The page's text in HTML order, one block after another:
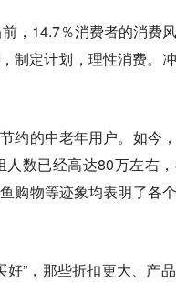
，14.7％消费者的消费
制定计划，理性消费。
约的中老年用户。如今
数已经高达80万左右
购物等迹象均表明了各
好”，那些折扣更大、产